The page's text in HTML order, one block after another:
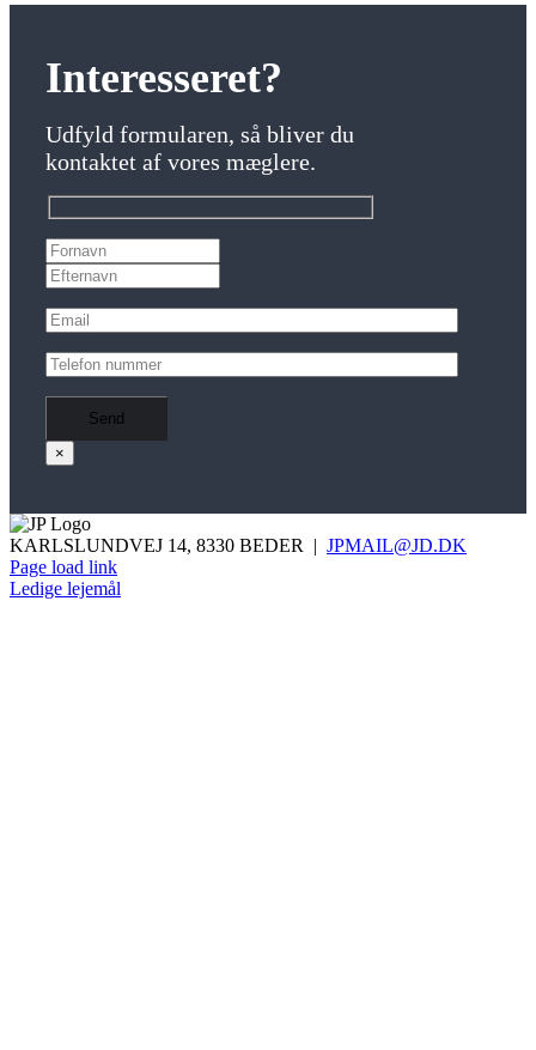
Interesseret?
Udfyld formularen, så bliver du
kontaktet af vores mæglere.
×
KARLSLUNDVEJ 14, 8330 BEDER | JPMAIL@JD.DK
Page load link
Ledige lejemål